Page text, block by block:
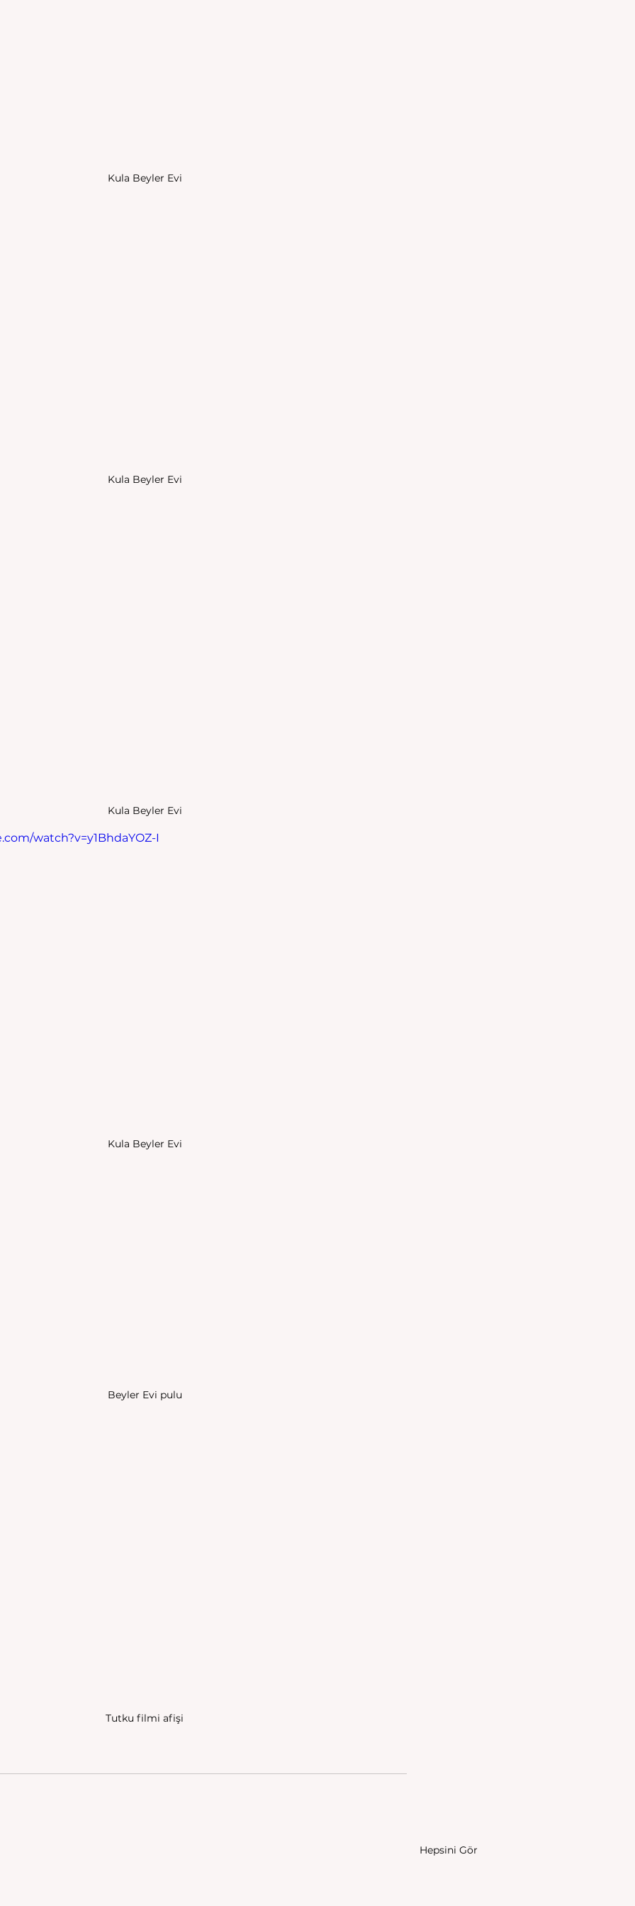
Kula Beyler Evi
Kula Beyler Evi
Kula Beyler Evi
watch?v=y1BhdaYOZ-I
Kula Beyler Evi
Beyler Evi pulu
Tutku filmi afişi
Hepsini Gör